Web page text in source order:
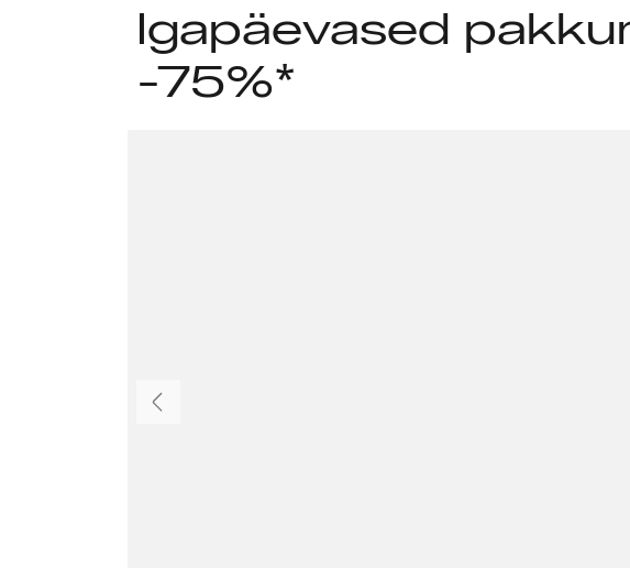
Igapäevased
-75%*
Eelmine